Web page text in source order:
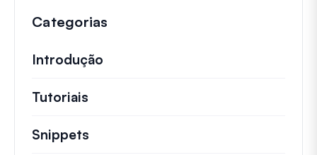
Categorias
Introdução
Tutoriais
Snippets